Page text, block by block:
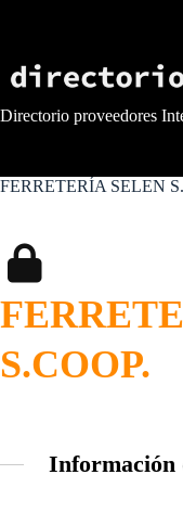
Directorio proveedores
FERRETERÍA SELEN
S.COOP.
Información